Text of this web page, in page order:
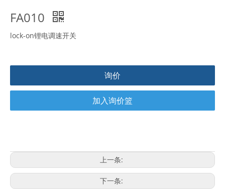
FA010
lock-on锂电调速开关
询价
加入询价篮
上一条:
下一条: